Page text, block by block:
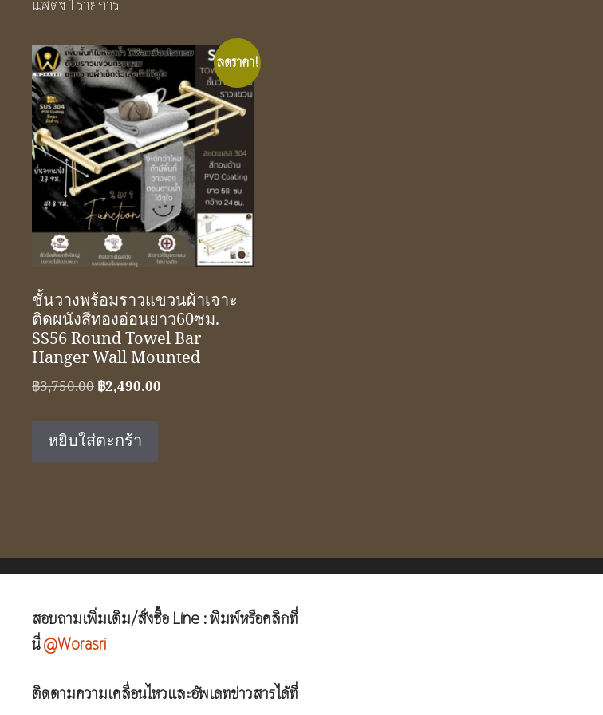
แสดง 1 รายการ
ลดราคา!
ชั้นวางพร้อมราวแขวนผ้าเจาะ
ติดผนังสีทองอ่อนยาว60ซม.
SS56 Round Towel Bar
Hanger Wall Mounted
฿3,750.00 Original
฿3,750.00.
฿2,490.00
หยิบใส่ตะกร้า
สอบถามเพิ่มเติม/สั่งซื้อ Line : พิมพ์หรือคลิกที่
นี่@Worasri
ติดตามความเคลื่อนไหวและอัพเดทข่าวสารได้ที่